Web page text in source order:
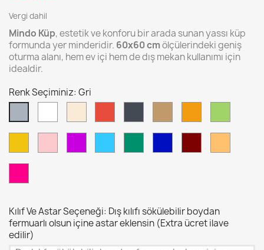
Vergi dahil
Mindo Küp, estetik ve konforu bir arada sunan yassı küp
formunda yer minderidir. 60x60 cmölçülerindeki geniş
oturma alanı, hem ev içi hem de dış mekan kullanımı için
idealdir.
Renk Seçiminiz: Gri
Beyaz
Yeşili
Mavisi
Kahve
Kılıf Ve Astar Seçeneği: Dış kılıfı sökülebilir boydan
fermuarlı olsun içine astar eklensin (Extra ücret ilave
edilir)